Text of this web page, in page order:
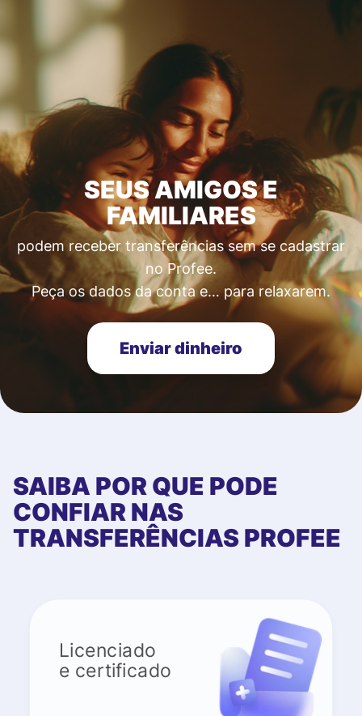
SEUS AMIGOS E
FAMILIARES
podem receber transferências sem se cadastrar
no Profee.
Peça os dados da conta e… para relaxarem.
Enviar dinheiro
SAIBA POR QUE PODE
CONFIAR NAS
TRANSFERÊNCIAS PROFEE
Licenciado
e certificado